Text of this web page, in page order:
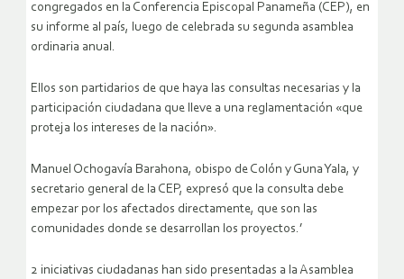
congregados en la Conferencia Episcopal Panameña (CEP), en
su informe al país, luego de celebrada su segunda asamblea
ordinaria anual.
Ellos son partidarios de que haya las consultas necesarias y la
participación ciudadana que lleve a una reglamentación «que
proteja los intereses de la nación».
Manuel Ochogavía Barahona, obispo de Colón y Guna Yala, y
secretario general de la CEP, expresó que la consulta debe
empezar por los afectados directamente, que son las
comunidades donde se desarrollan los proyectos.’
2 iniciativas ciudadanas han sido presentadas a la Asamblea